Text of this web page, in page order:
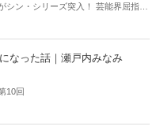
ン・シリーズ突入！ 芸能界屈指の
第！ 芸能ニュース
なった話｜瀬戸内みなみ
10回